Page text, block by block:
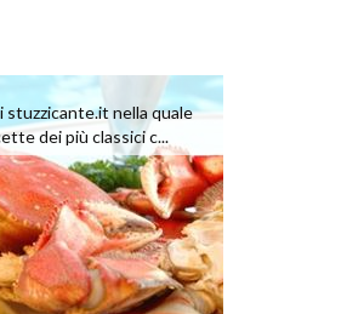
stuzzicante.it nella quale
dei più classici c...